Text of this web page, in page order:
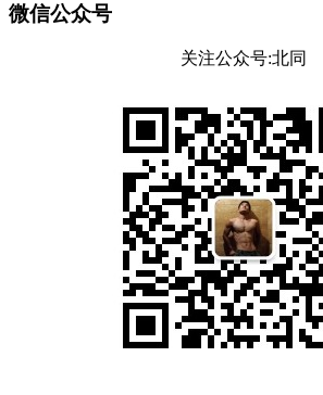
微信公众号
关注公众号:北同